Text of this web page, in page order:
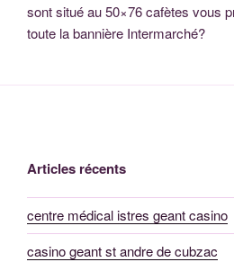
sont situé au 50×76 cafètes vous
toute la bannière Intermarché?
Articles récents
centre médical istres geant casino
casino geant st andre de cubzac